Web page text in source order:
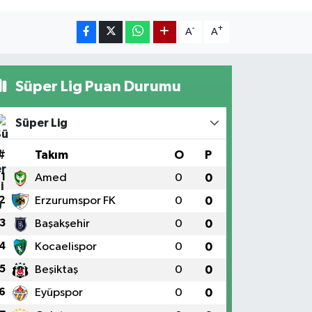
A- A+
Süper Lig Puan Durumu
Süper Lig
Takım O P
1 Amed 0 0
Erzurumspor FK 0 0
3 Başakşehir 0 0
Kocaelispor 0 0
5 Beşiktaş 0 0
Eyüpspor 0 0